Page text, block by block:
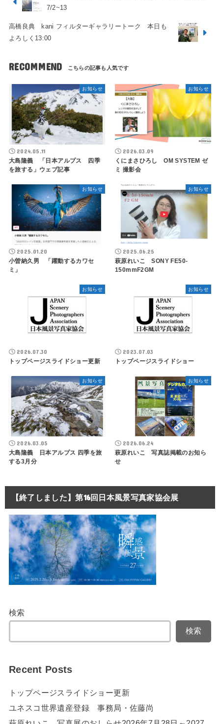
7/2~13
高橋良典 kani フィルターギャラリートーク 本日も
よろしく13:00
RECOMMEND
お知らせ
2024.05.11
大島隆義 「日本アルプス 四季
を旅する」ウェブ記事
お知らせ
2026.03.09
くにまさひろし OM SYSTEM ゼ
ミ 撮影会
お知らせ
2025.01.20
小曽納久男 「躍動するカワセ
ミ」
お知らせ
2025.06.25
萩原れいこ SONY FE50-
150mmF2GM
お知らせ
2026.07.30
トップページスライドショー更新
お知らせ
2023.07.03
トップページスライドショー
お知らせ
2026.03.05
大島隆義 日本アルプス 四季を旅
する3月分
お知らせ
2026.06.24
萩原れいこ 写真誌掲載のお知ら
せ
【終了しました】第16回日本風景写真家協会展
検索
検索
Recent Posts
トップページスライドショー更新
ユネスコ世界遺産登録 事務局・佐藤尚